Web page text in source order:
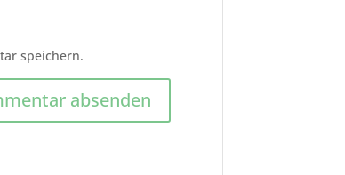
speichern.